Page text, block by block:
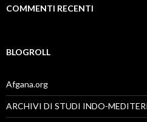
COMMENTI RECENTI
BLOGROLL
Afgana.org
ARCHIVI DI STUDI INDO-